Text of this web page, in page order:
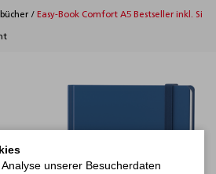
/ Easy-Book Comfort A5 Bestseller inkl.
unserer Besucherdaten